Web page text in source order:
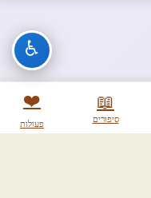
📖
סיפורים
❤️
פעולות
♿